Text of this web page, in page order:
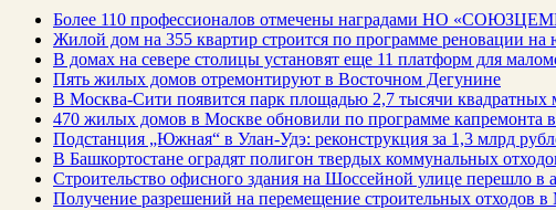
Более 110 профессионалов отмечены наградами НО
Жилой дом на 355 квартир строится по программе реновации на
В домах на севере столицы установят еще 11 платформ для
Пять жилых домов отремонтируют в Восточном Дегунине
В Москва-Сити появится парк площадью 2,7 тысячи квадратных
470 жилых домов в Москве обновили по программе капремонта
Подстанция „Южная“ в Улан‑Удэ: реконструкция за 1,3 млрд
В Башкортостане оградят полигон твердых коммунальных
Строительство офисного здания на Шоссейной улице перешло в
Получение разрешений на перемещение строительных отходов